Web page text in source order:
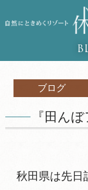
ブログ
『田ん
秋田県は先日